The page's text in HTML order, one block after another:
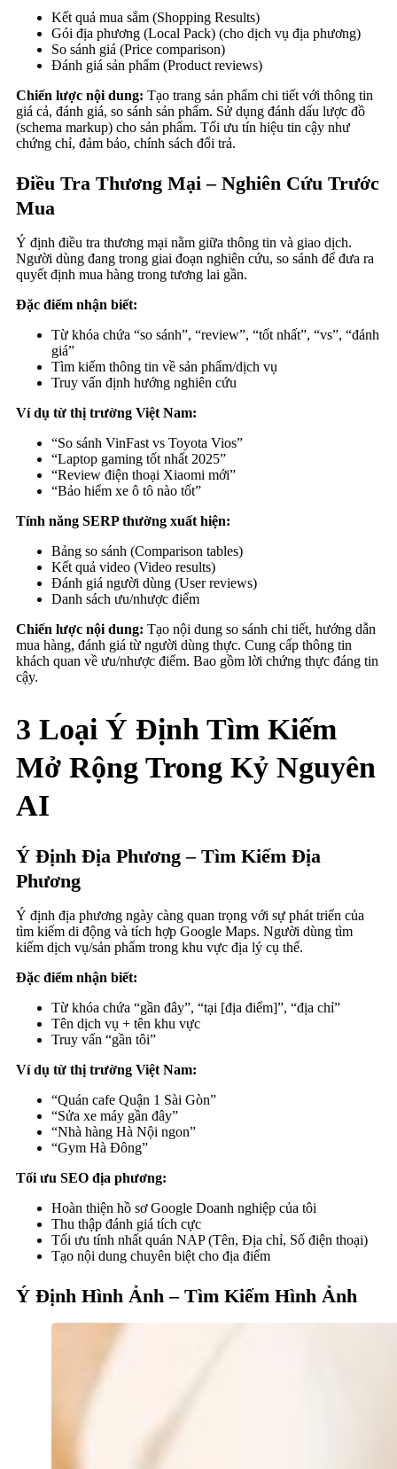
Kết quả mua sắm (Shopping Results)
Gói địa phương (Local Pack) (cho dịch vụ địa phương)
So sánh giá (Price comparison)
Đánh giá sản phẩm (Product reviews)
Chiến lược nội dung: Tạo trang sản phẩm chi tiết với thông tin
giá cả, đánh giá, so sánh sản phẩm. Sử dụng đánh dấu lược đồ
(schema markup) cho sản phẩm. Tối ưu tín hiệu tin cậy như
chứng chỉ, đảm bảo, chính sách đổi trả.
Điều Tra Thương Mại – Nghiên Cứu Trước
Mua
Ý định điều tra thương mại nằm giữa thông tin và giao dịch.
Người dùng đang trong giai đoạn nghiên cứu, so sánh để đưa ra
quyết định mua hàng trong tương lai gần.
Đặc điểm nhận biết:
Từ khóa chứa “so sánh”, “review”, “tốt nhất”, “vs”, “đánh
giá”
Tìm kiếm thông tin về sản phẩm/dịch vụ
Truy vấn định hướng nghiên cứu
Ví dụ từ thị trường Việt Nam:
“So sánh VinFast vs Toyota Vios”
“Laptop gaming tốt nhất 2025”
“Review điện thoại Xiaomi mới”
“Bảo hiểm xe ô tô nào tốt”
Tính năng SERP thường xuất hiện:
Bảng so sánh (Comparison tables)
Kết quả video (Video results)
Đánh giá người dùng (User reviews)
Danh sách ưu/nhược điểm
Chiến lược nội dung: Tạo nội dung so sánh chi tiết, hướng dẫn
mua hàng, đánh giá từ người dùng thực. Cung cấp thông tin
khách quan về ưu/nhược điểm. Bao gồm lời chứng thực đáng tin
cậy.
3 Loại Ý Định Tìm Kiếm
Mở Rộng Trong Kỷ Nguyên
AI
Ý Định Địa Phương – Tìm Kiếm Địa
Phương
Ý định địa phương ngày càng quan trọng với sự phát triển của
tìm kiếm di động và tích hợp Google Maps. Người dùng tìm
kiếm dịch vụ/sản phẩm trong khu vực địa lý cụ thể.
Đặc điểm nhận biết:
Từ khóa chứa “gần đây”, “tại [địa điểm]”, “địa chỉ”
Tên dịch vụ + tên khu vực
Truy vấn “gần tôi”
Ví dụ từ thị trường Việt Nam:
“Quán cafe Quận 1 Sài Gòn”
“Sửa xe máy gần đây”
“Nhà hàng Hà Nội ngon”
“Gym Hà Đông”
Tối ưu SEO địa phương:
Hoàn thiện hồ sơ Google Doanh nghiệp của tôi
Thu thập đánh giá tích cực
Tối ưu tính nhất quán NAP (Tên, Địa chỉ, Số điện thoại)
Tạo nội dung chuyên biệt cho địa điểm
Ý Định Hình Ảnh – Tìm Kiếm Hình Ảnh